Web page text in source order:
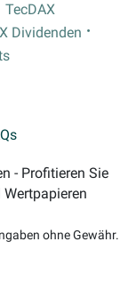
TecDAX
Dividenden
- Profitieren Sie
ohne Gewähr.